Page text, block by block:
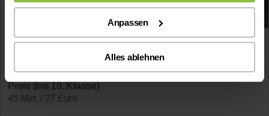
Anpassen
Alles ablehnen
Deutsch (bis 13. Kl.)
Preis (bis 10. Klasse)
45 Min. / 27 Euro